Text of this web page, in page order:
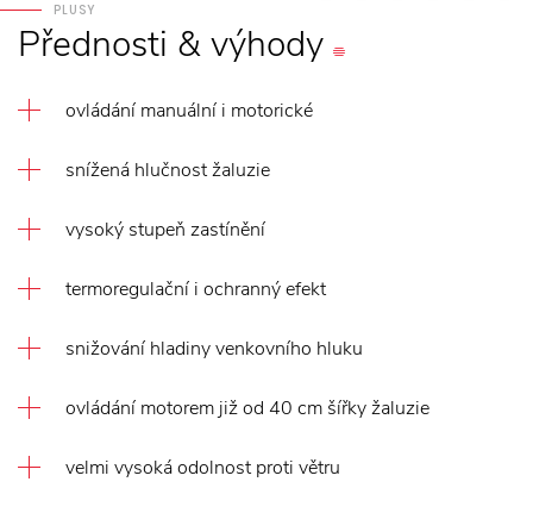
PLUSY
Přednosti &výhody
ovládání manuální i motorické
snížená hlučnost žaluzie
vysoký stupeň zastínění
termoregulační i ochranný efekt
snižování hladiny venkovního hluku
ovládání motorem již od 40 cm šířky žaluzie
velmi vysoká odolnost proti větru